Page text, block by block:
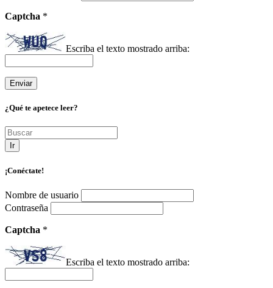
Captcha *
Escriba el texto mostrado arriba:
¿Qué te apetece leer?
Ir
¡Conéctate!
Nombre de usuario
Contraseña
Captcha *
Escriba el texto mostrado arriba: